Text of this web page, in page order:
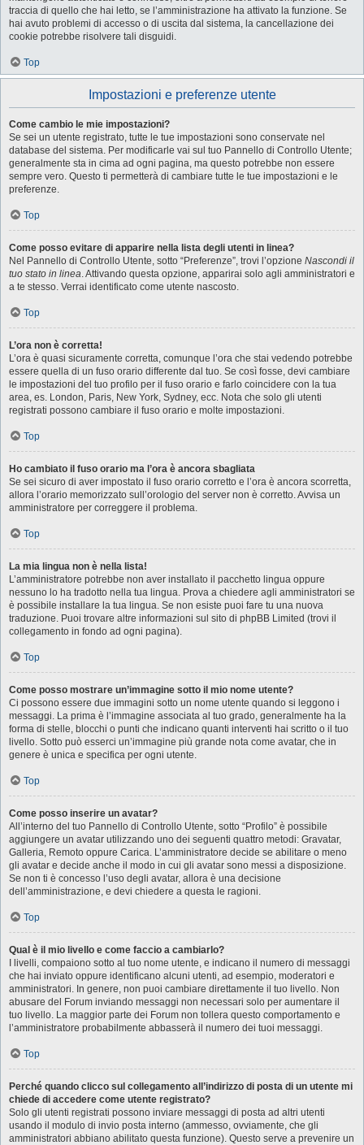
traccia di quello che hai letto, se l’amministrazione ha attivato la funzione. Se
hai avuto problemi di accesso o di uscita dal sistema, la cancellazione dei
cookie potrebbe risolvere tali disguidi.
Top
Impostazioni e preferenze utente
Come cambio le mie impostazioni?
Se sei un utente registrato, tutte le tue impostazioni sono conservate nel
database del sistema. Per modificarle vai sul tuo Pannello di Controllo Utente;
generalmente sta in cima ad ogni pagina, ma questo potrebbe non essere
sempre vero. Questo ti permetterà di cambiare tutte le tue impostazioni e le
preferenze.
Top
Come posso evitare di apparire nella lista degli utenti in linea?
Nel Pannello di Controllo Utente, sotto “Preferenze”, trovi l’opzione Nascondi il
tuo stato in linea. Attivando questa opzione, apparirai solo agli amministratori e
a te stesso. Verrai identificato come utente nascosto.
Top
L’ora non è corretta!
L’ora è quasi sicuramente corretta, comunque l’ora che stai vedendo potrebbe
essere quella di un fuso orario differente dal tuo. Se così fosse, devi cambiare
le impostazioni del tuo profilo per il fuso orario e farlo coincidere con la tua
area, es. London, Paris, New York, Sydney, ecc. Nota che solo gli utenti
registrati possono cambiare il fuso orario e molte impostazioni.
Top
Ho cambiato il fuso orario ma l’ora è ancora sbagliata
Se sei sicuro di aver impostato il fuso orario corretto e l’ora è ancora scorretta,
allora l’orario memorizzato sull’orologio del server non è corretto. Avvisa un
amministratore per correggere il problema.
Top
La mia lingua non è nella lista!
L’amministratore potrebbe non aver installato il pacchetto lingua oppure
nessuno lo ha tradotto nella tua lingua. Prova a chiedere agli amministratori se
è possibile installare la tua lingua. Se non esiste puoi fare tu una nuova
traduzione. Puoi trovare altre informazioni sul sito di phpBB Limited (trovi il
collegamento in fondo ad ogni pagina).
Top
Come posso mostrare un’immagine sotto il mio nome utente?
Ci possono essere due immagini sotto un nome utente quando si leggono i
messaggi. La prima è l’immagine associata al tuo grado, generalmente ha la
forma di stelle, blocchi o punti che indicano quanti interventi hai scritto o il tuo
livello. Sotto può esserci un’immagine più grande nota come avatar, che in
genere è unica e specifica per ogni utente.
Top
Come posso inserire un avatar?
All’interno del tuo Pannello di Controllo Utente, sotto “Profilo” è possibile
aggiungere un avatar utilizzando uno dei seguenti quattro metodi: Gravatar,
Galleria, Remoto oppure Carica. L’amministratore decide se abilitare o meno
gli avatar e decide anche il modo in cui gli avatar sono messi a disposizione.
Se non ti è concesso l’uso degli avatar, allora è una decisione
dell’amministrazione, e devi chiedere a questa le ragioni.
Top
Qual è il mio livello e come faccio a cambiarlo?
I livelli, compaiono sotto al tuo nome utente, e indicano il numero di messaggi
che hai inviato oppure identificano alcuni utenti, ad esempio, moderatori e
amministratori. In genere, non puoi cambiare direttamente il tuo livello. Non
abusare del Forum inviando messaggi non necessari solo per aumentare il
tuo livello. La maggior parte dei Forum non tollera questo comportamento e
l’amministratore probabilmente abbasserà il numero dei tuoi messaggi.
Top
Perché quando clicco sul collegamento all’indirizzo di posta di un utente mi
chiede di accedere come utente registrato?
Solo gli utenti registrati possono inviare messaggi di posta ad altri utenti
usando il modulo di invio posta interno (ammesso, ovviamente, che gli
amministratori abbiano abilitato questa funzione). Questo serve a prevenire un